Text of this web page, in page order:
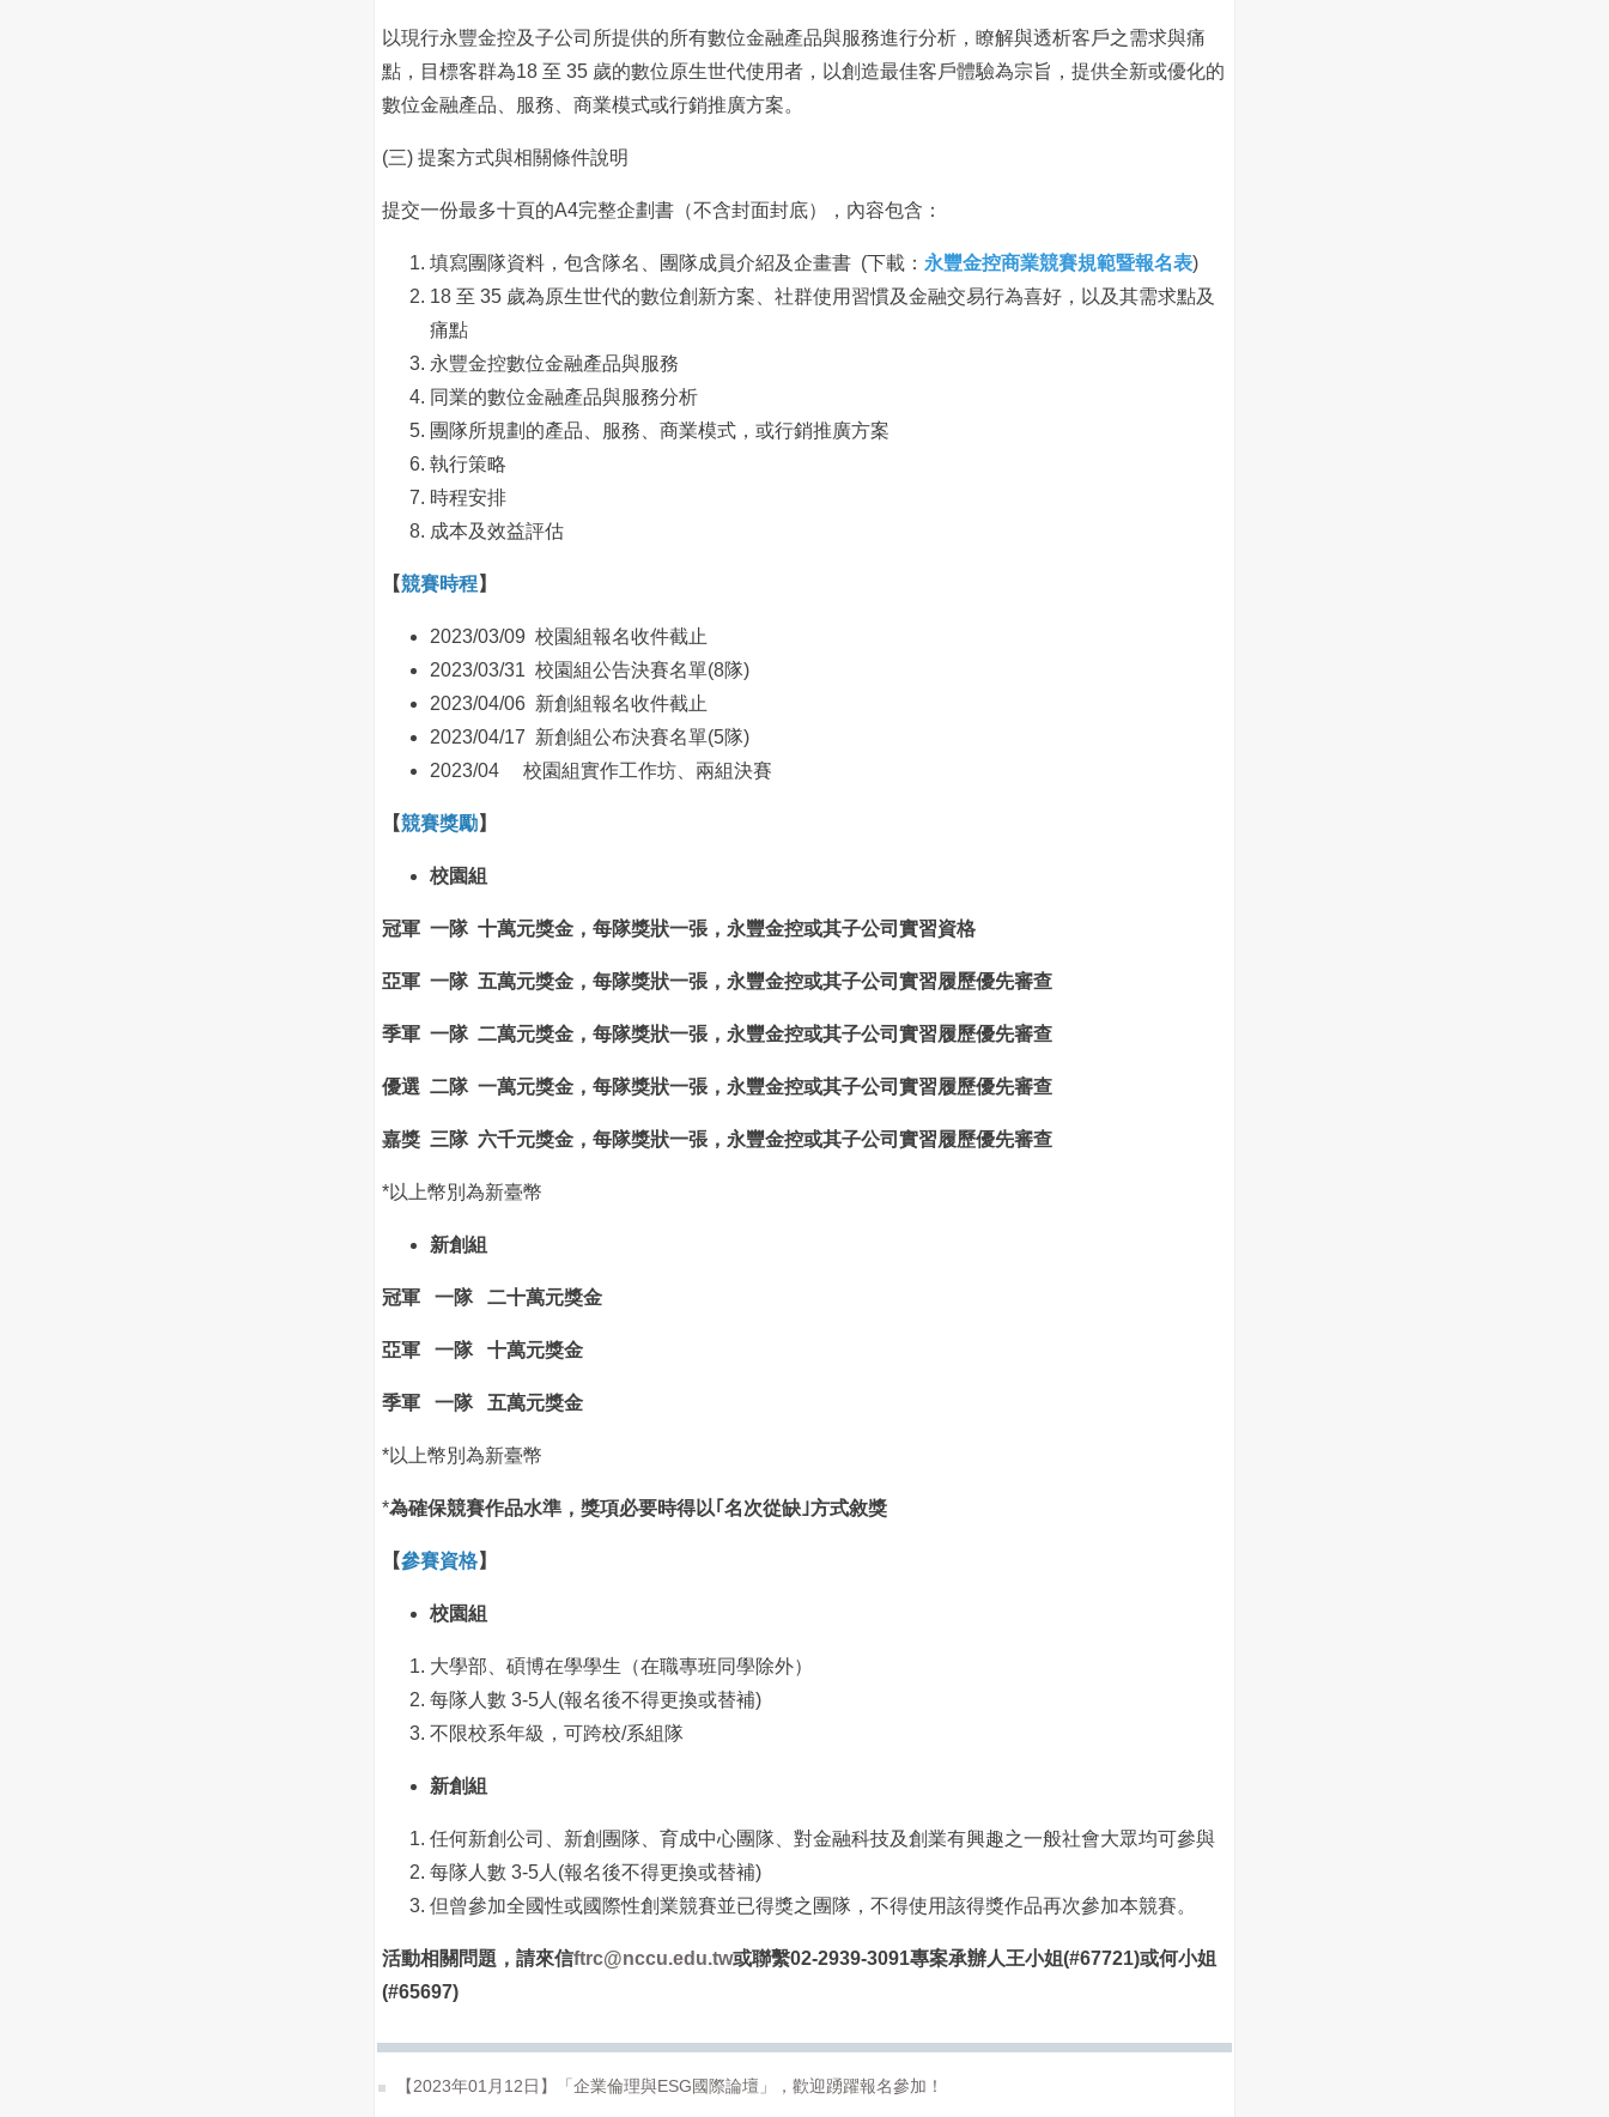
以現行永豐金控及子公司所提供的所有數位金融產品與服務進行分析，瞭解與透析客戶之需求與痛
點，目標客群為18 至 35 歲的數位原生世代使用者，以創造最佳客戶體驗為宗旨，提供全新或優化的
數位金融產品、服務、商業模式或行銷推廣方案。
(三) 提案方式與相關條件說明
提交一份最多十頁的A4完整企劃書（不含封面封底），內容包含：
填寫團隊資料，包含隊名、團隊成員介紹及企畫書 (下載： 永豐金控商業競賽規範暨報名表)
18 至 35 歲為原生世代的數位創新方案、社群使用習慣及金融交易行為喜好，以及其需求點及
痛點
永豐金控數位金融產品與服務
同業的數位金融產品與服務分析
團隊所規劃的產品、服務、商業模式，或行銷推廣方案
執行策略
時程安排
成本及效益評估
【競賽時程】
2023/03/09 校園組報名收件截止
2023/03/31 校園組公告決賽名單(8隊)
2023/04/06 新創組報名收件截止
2023/04/17 新創組公布決賽名單(5隊)
2023/04 校園組實作工作坊、兩組決賽
【競賽獎勵】
校園組
冠軍 一隊 十萬元獎金，每隊獎狀一張，永豐金控或其子公司實習資格
亞軍 一隊 五萬元獎金，每隊獎狀一張，永豐金控或其子公司實習履歷優先審查
季軍 一隊 二萬元獎金，每隊獎狀一張，永豐金控或其子公司實習履歷優先審查
優選 二隊 一萬元獎金，每隊獎狀一張，永豐金控或其子公司實習履歷優先審查
嘉獎 三隊 六千元獎金，每隊獎狀一張，永豐金控或其子公司實習履歷優先審查
*以上幣別為新臺幣
新創組
冠軍 一隊 二十萬元獎金
亞軍 一隊 十萬元獎金
季軍 一隊 五萬元獎金
*以上幣別為新臺幣
*為確保競賽作品水準，獎項必要時得以｢名次從缺｣方式敘獎
【參賽資格】
校園組
大學部、碩博在學學生（在職專班同學除外）
每隊人數 3-5人(報名後不得更換或替補)
不限校系年級，可跨校/系組隊
新創組
任何新創公司、新創團隊、育成中心團隊、對金融科技及創業有興趣之一般社會大眾均可參與
每隊人數 3-5人(報名後不得更換或替補)
但曾參加全國性或國際性創業競賽並已得獎之團隊，不得使用該得獎作品再次參加本競賽。
活動相關問題，請來信ftrc@nccu.edu.tw或聯繫02-2939-3091專案承辦人王小姐(#67721)或何小姐
(#65697)
【2023年01月12日】「企業倫理與ESG國際論壇」，歡迎踴躍報名參加！